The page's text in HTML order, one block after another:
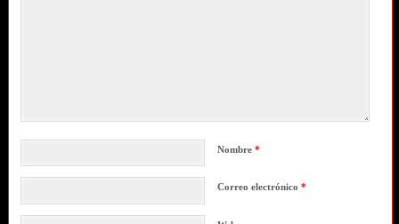
Nombre *
Correo electrónico *